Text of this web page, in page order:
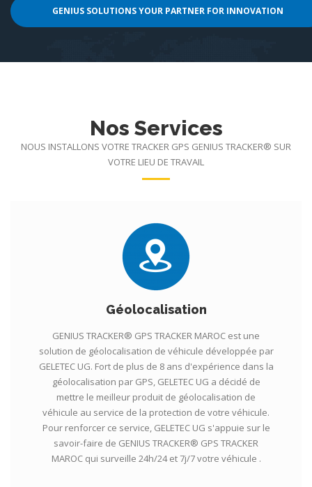
GENIUS SOLUTIONS YOUR PARTNER FOR INNOVATION
Nos Services
NOUS INSTALLONS VOTRE TRACKER GPS GENIUS TRACKER® SUR
VOTRE LIEU DE TRAVAIL
Géolocalisation
GENIUS TRACKER® GPS TRACKER MAROC est une
solution de géolocalisation de véhicule développée par
GELETEC UG. Fort de plus de 8 ans d'expérience dans la
géolocalisation par GPS, GELETEC UG a décidé de
mettre le meilleur produit de géolocalisation de
véhicule au service de la protection de votre véhicule.
Pour renforcer ce service, GELETEC UG s'appuie sur le
savoir-faire de GENIUS TRACKER® GPS TRACKER
MAROC qui surveille 24h/24 et 7j/7 votre véhicule .